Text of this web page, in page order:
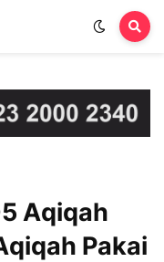
Aqiqah
Pakai